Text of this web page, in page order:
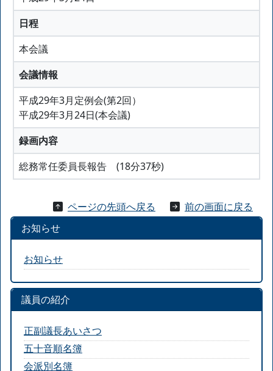
日程
本会議
会議情報
平成29年3月定例会(第2回）
平成29年3月24日(本会議)
録画内容
総務常任委員長報告 (18分37秒)
ページの先頭へ戻る
前の画面に戻る
お知らせ
お知らせ
議員の紹介
正副議長あいさつ
五十音順名簿
会派別名簿